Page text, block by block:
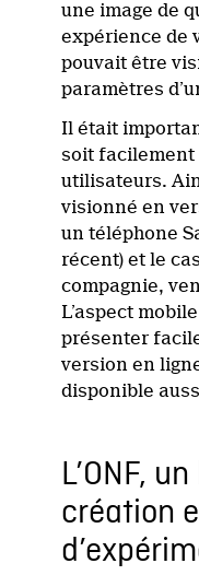
une image de
expérience de
pouvait être
paramètres
Il était
soit facilement
utilisateurs.
visionné en
un téléphone
récent) et le
compagnie,
L’aspect
présenter
version en
disponible
L’ONF,
création